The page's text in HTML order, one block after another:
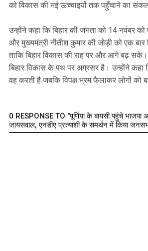
को विकास की नई ऊच्चाइयों तक पहुँचाने का
‎उन्होंने कहा कि बिहार की जनता को 14 नवंबर को
और मुख्यमंत्री नीतीश कुमार की जोड़ी को एक बार
ताकि बिहार विकास की राह पर और आगे बढ़
बिहार विकास के पथ पर अग्रसर है। उन्होंने कहा
वह करती है जबकि विपक्ष भ्रम फैलाकर लोगों को
0 RESPONSE TO "पूर्णिया के बायसी पहुंचे भाजपा
जायसवाल, एनडीए प्रत्याशी के समर्थन में किया